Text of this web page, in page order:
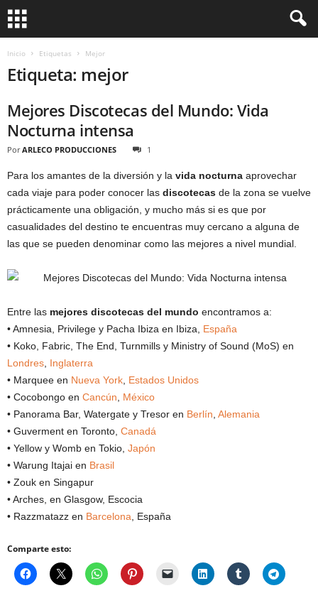
Inicio Etiquetas Mejor
Etiqueta: mejor
Mejores Discotecas del Mundo: Vida
Nocturna intensa
Por ARLECO PRODUCCIONES 1
Para los amantes de la diversión y la vida nocturna aprovechar
cada viaje para poder conocer las discotecas de la zona se vuelve
prácticamente una obligación, y mucho más si es que por
casualidades del destino te encuentras muy cercano a alguna de
las que se pueden denominar como las mejores a nivel mundial.
Entre las mejores discotecas del mundo encontramos a:
• Amnesia, Privilege y Pacha Ibiza en Ibiza, España
• Koko, Fabric, The End, Turnmills y Ministry of Sound (MoS) en
Londres Inglaterra
• Marquee en Nueva York Estados Unidos
• Cocobongo en Cancún
México
• Panorama Bar, Watergate y Tresor en Berlín Alemania
• Guverment en Toronto, Canadá
• Yellow y Womb en Tokio, Japón
• Warung Itajai en Brasil
• Zouk en Singapur
• Arches, en Glasgow, Escocia
• Razzmatazz en Barcelona , España
Comparte esto: